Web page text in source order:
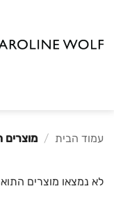
עמוד הבית / מוצרים
לא נמצאו מוצרים